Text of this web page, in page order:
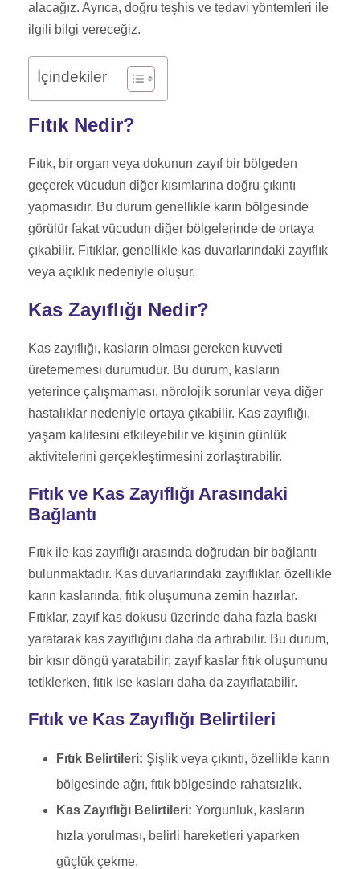
alacağız. Ayrıca, doğru teşhis ve tedavi yöntemleri ile
ilgili bilgi vereceğiz.
İçindekiler
Fıtık Nedir?
Fıtık, bir organ veya dokunun zayıf bir bölgeden
geçerek vücudun diğer kısımlarına doğru çıkıntı
yapmasıdır. Bu durum genellikle karın bölgesinde
görülür fakat vücudun diğer bölgelerinde de ortaya
çıkabilir. Fıtıklar, genellikle kas duvarlarındaki zayıflık
veya açıklık nedeniyle oluşur.
Kas Zayıflığı Nedir?
Kas zayıflığı, kasların olması gereken kuvveti
üretememesi durumudur. Bu durum, kasların
yeterince çalışmaması, nörolojik sorunlar veya diğer
hastalıklar nedeniyle ortaya çıkabilir. Kas zayıflığı,
yaşam kalitesini etkileyebilir ve kişinin günlük
aktivitelerini gerçekleştirmesini zorlaştırabilir.
Fıtık ve Kas Zayıflığı Arasındaki
Bağlantı
Fıtık ile kas zayıflığı arasında doğrudan bir bağlantı
bulunmaktadır. Kas duvarlarındaki zayıflıklar, özellikle
karın kaslarında, fıtık oluşumuna zemin hazırlar.
Fıtıklar, zayıf kas dokusu üzerinde daha fazla baskı
yaratarak kas zayıflığını daha da artırabilir. Bu durum,
bir kısır döngü yaratabilir; zayıf kaslar fıtık oluşumunu
tetiklerken, fıtık ise kasları daha da zayıflatabilir.
Fıtık ve Kas Zayıflığı Belirtileri
Fıtık Belirtileri: Şişlik veya çıkıntı, özellikle karın
bölgesinde ağrı, fıtık bölgesinde rahatsızlık.
Kas Zayıflığı Belirtileri: Yorgunluk, kasların
hızla yorulması, belirli hareketleri yaparken
güçlük çekme.